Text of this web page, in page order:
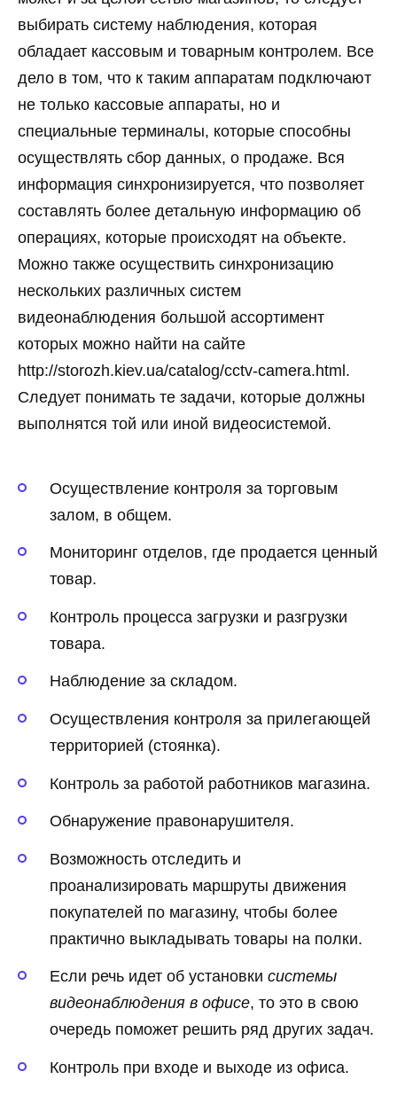
выбирать систему наблюдения, которая
обладает кассовым и товарным контролем. Все
дело в том, что к таким аппаратам подключают
не только кассовые аппараты, но и
специальные терминалы, которые способны
осуществлять сбор данных, о продаже. Вся
информация синхронизируется, что позволяет
составлять более детальную информацию об
операциях, которые происходят на объекте.
Можно также осуществить синхронизацию
нескольких различных систем
видеонаблюдения большой ассортимент
которых можно найти на сайте
http://storozh.kiev.ua/catalog/cctv-camera.html.
Следует понимать те задачи, которые должны
выполнятся той или иной видеосистемой.
Осуществление контроля за торговым
залом, в общем.
Мониторинг отделов, где продается ценный
товар.
Контроль процесса загрузки и разгрузки
товара.
Наблюдение за складом.
Осуществления контроля за прилегающей
территорией (стоянка).
Контроль за работой работников магазина.
Обнаружение правонарушителя.
Возможность отследить и
проанализировать маршруты движения
покупателей по магазину, чтобы более
практично выкладывать товары на полки.
Если речь идет об установки системы
видеонаблюдения в офисе, то это в свою
очередь поможет решить ряд других задач.
Контроль при входе и выходе из офиса.